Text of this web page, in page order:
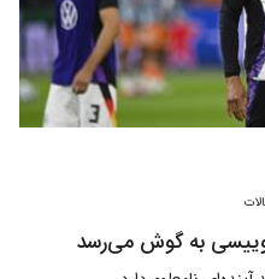
به گوش می‌رسد